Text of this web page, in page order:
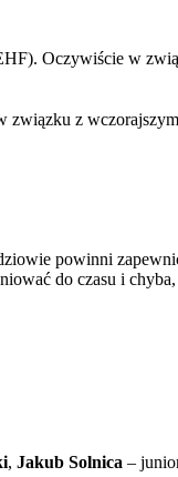
Oczywiście w
z
powinni
do czasu i chyba,
, Jakub Solnica –